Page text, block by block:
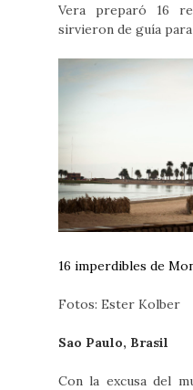
Vera preparó 16
sirvieron de guía
16 imperdibles de
Fotos: Ester Kolber
Sao Paulo, Brasil
Con la excusa del